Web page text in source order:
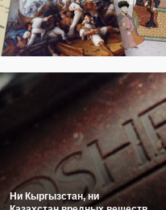
Ни Кыргызстан, ни